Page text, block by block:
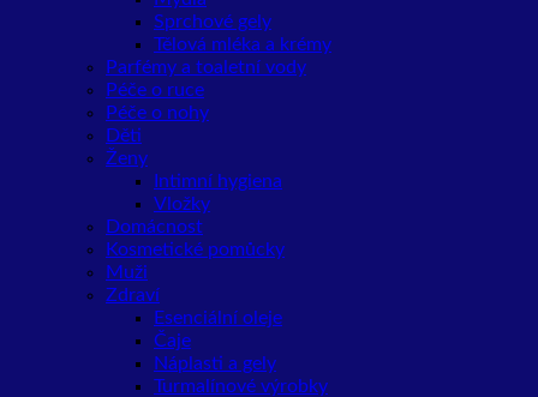
Sprchové gely
Tělová mléka a krémy
Parfémy a toaletní vody
Péče o ruce
Péče o nohy
Děti
Ženy
Intimní hygiena
Vložky
Domácnost
Kosmetické pomůcky
Muži
Zdraví
Esenciální oleje
Čaje
Náplasti a gely
Turmalínové výrobky